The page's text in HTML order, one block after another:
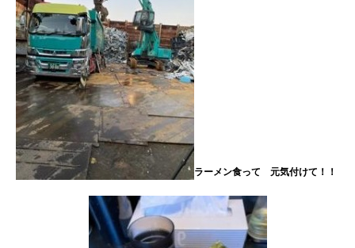
ラーメン食って 元気付けて！！